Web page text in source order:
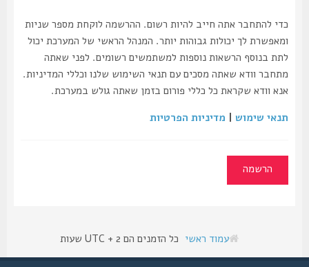
כדי להתחבר אתה חייב להיות רשום. ההרשמה לוקחת מספר שניות
ומאפשרת לך יכולות גבוהות יותר. המנהל הראשי של המערכת יכול
לתת בנוסף הרשאות נוספות למשתמשים רשומים. לפני שאתה
מתחבר וודא שאתה מסכים עם תנאי השימוש שלנו וכללי המדיניות.
אנא וודא שקראת כל כללי פורום בזמן שאתה גולש במערכת.
תנאי שימוש|מדיניות הפרטיות
הרשמה
עמוד ראשי כל הזמנים הם UTC + 2 שעות